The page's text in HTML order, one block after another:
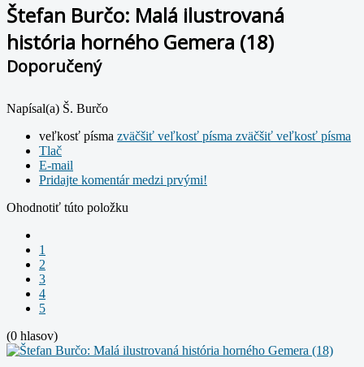
Štefan Burčo: Malá ilustrovaná
história horného Gemera (18)
Doporučený
Napísal(a) Š. Burčo
veľkosť písma zväčšiť veľkosť písma zväčšiť veľkosť písma
Tlač
E-mail
Pridajte komentár medzi prvými!
Ohodnotiť túto položku
1
2
3
4
5
(0 hlasov)